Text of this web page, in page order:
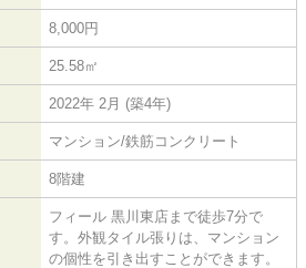
8,000円
25.58㎡
2022年 2月 (築4年)
マンション/鉄筋コンクリート
8階建
フィール 黒川東店まで徒歩7分で
す。外観タイル張りは、マンション
の個性を引き出すことができます。